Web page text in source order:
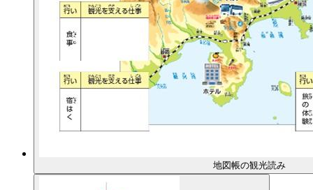
地図帳の観光読み